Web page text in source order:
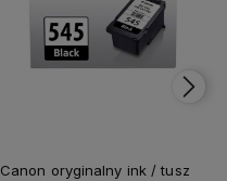
Canon oryginalny ink / tusz